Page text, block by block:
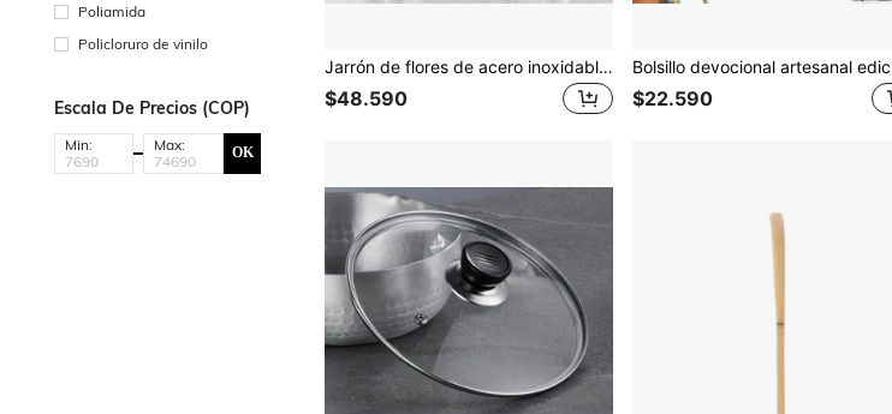
Poliamida
Policloruro de vinilo
Escala De Precios (COP)
Min: Max: OK
Jarrón de flores de acero inoxidable creativo, arreglo floral dorado, jarrón individual, maceta de flores, ornamento de jarrón
$48.590 $22.590